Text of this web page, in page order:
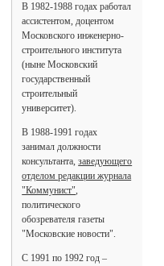
В 1982-1988 годах работал
ассистентом, доцентом
Московского инженерно-
строительного института
(ныне Московский
государственный
строительный
университет).
В 1988-1991 годах
занимал должности
консультанта,заведующего
отделом редакции журнала
"Коммунист",
политического
обозревателя газеты
"Московские новости".
С 1991 по 1992 год –